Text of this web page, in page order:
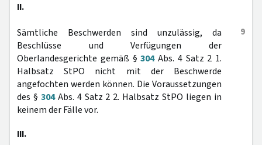
II.
9
Sämtliche Beschwerden sind unzulässig, da
Beschlüsse und Verfügungen der
Oberlandesgerichte gemäß §304Abs. 4 Satz 2 1.
Halbsatz StPO nicht mit der Beschwerde
angefochten werden können. Die Voraussetzungen
des § 304Abs. 4 Satz 2 2. Halbsatz StPO liegen in
keinem der Fälle vor.
III.